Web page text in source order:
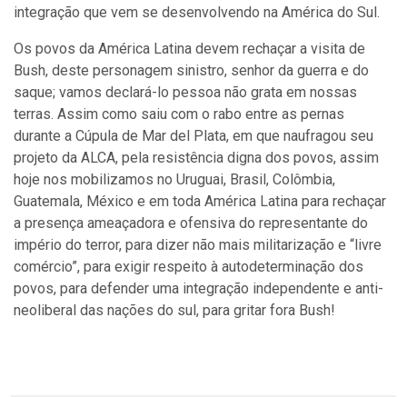
integração que vem se desenvolvendo na América do Sul.
Os povos da América Latina devem rechaçar a visita de
Bush, deste personagem sinistro, senhor da guerra e do
saque; vamos declará-lo pessoa não grata em nossas
terras. Assim como saiu com o rabo entre as pernas
durante a Cúpula de Mar del Plata, em que naufragou seu
projeto da ALCA, pela resistência digna dos povos, assim
hoje nos mobilizamos no Uruguai, Brasil, Colômbia,
Guatemala, México e em toda América Latina para rechaçar
a presença ameaçadora e ofensiva do representante do
império do terror, para dizer não mais militarização e “livre
comércio”, para exigir respeito à autodeterminação dos
povos, para defender uma integração independente e anti-
neoliberal das nações do sul, para gritar fora Bush!